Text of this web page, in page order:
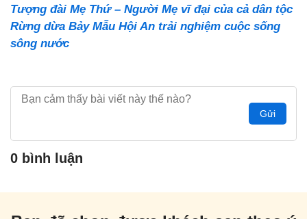
Tượng đài Mẹ Thứ – Người Mẹ vĩ đại của cả dân tộc
Rừng dừa Bảy Mẫu Hội An trải nghiệm cuộc sống
sông nước
Gửi
0 bình luận